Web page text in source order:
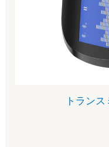
トラン